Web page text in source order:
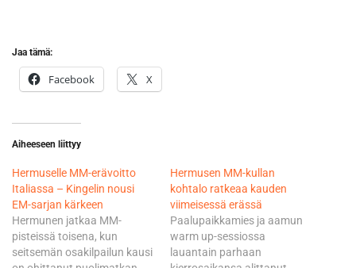
Jaa tämä:
Facebook X
Aiheeseen liittyy
Hermuselle MM-erävoitto
Italiassa – Kingelin nousi
EM-sarjan kärkeen
Hermunen jatkaa MM-
pisteissä toisena, kun
seitsemän osakilpailun kausi
Hermusen MM-kullan
kohtalo ratkeaa kauden
viimeisessä erässä
Paalupaikkamies ja aamun
warm up-sessiossa
lauantain parhaan